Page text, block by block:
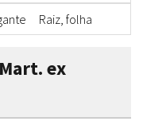
Raiz, folha
ex